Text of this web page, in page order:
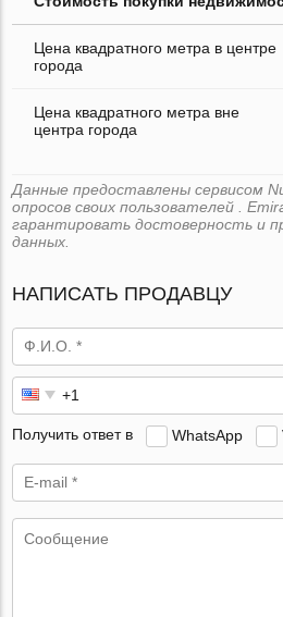
Цена квадратного метра в центре
города
Цена квадратного метра вне
центра города
Данные предоставлены сервисом
опросов своих пользователей .
гарантировать достоверность и
данных.
НАПИСАТЬ ПРОДАВЦУ
Получить ответ в WhatsApp